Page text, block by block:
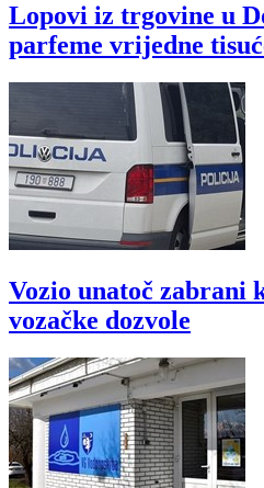
Lopovi iz trgovine u
parfeme vrijedne
Vozio unatoč zabrani
vozačke dozvole